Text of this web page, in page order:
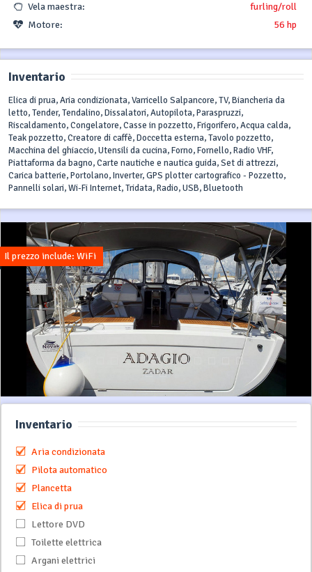
Vela maestra:
furling/roll
Motore:
56 hp
Inventario
Elica di prua, Aria condizionata, Varricello Salpancore, TV, Biancheria da
letto, Tender, Tendalino, Dissalatori, Autopilota, Paraspruzzi,
Riscaldamento, Congelatore, Casse in pozzetto, Frigorifero, Acqua calda,
Teak pozzetto, Creatore di caffè, Doccetta esterna, Tavolo pozzetto,
Macchina del ghiaccio, Utensili da cucina, Forno, Fornello, Radio VHF,
Piattaforma da bagno, Carte nautiche e nautica guida, Set di attrezzi,
Carica batterie, Portolano, Inverter, GPS plotter cartografico - Pozzetto,
Pannelli solari, Wi-Fi Internet, Tridata, Radio, USB, Bluetooth
Il prezzo include: WiFi
Inventario
Aria condizionata
Pilota automatico
Plancetta
Elica di prua
Lettore DVD
Toilette elettrica
Argani elettrici